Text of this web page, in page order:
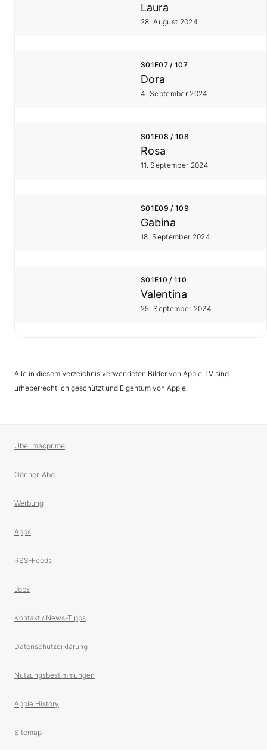
Laura
28. August 2024
S01E07 / 107
Dora
4. September 2024
S01E08 / 108
Rosa
11. September 2024
S01E09 / 109
Gabina
18. September 2024
S01E10 / 110
Valentina
25. September 2024
Alle in diesem Verzeichnis verwendeten Bilder von Apple TV sind
urheberrechtlich geschützt und Eigentum von Apple.
Über macprime
Gönner-Abo
Werbung
Apps
RSS-Feeds
Jobs
Kontakt / News-Tipps
Datenschutzerklärung
Nutzungsbestimmungen
Apple History
Sitemap